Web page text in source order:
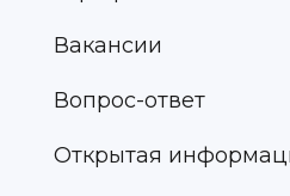
Вакансии
Вопрос-ответ
Открытая